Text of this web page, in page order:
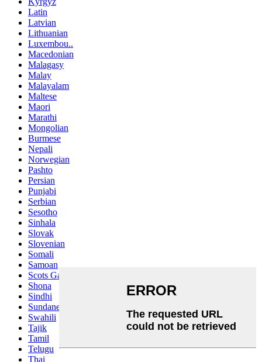
Latin
Latvian
Lithuanian
Luxembou..
Macedonian
Malagasy
Malay
Malayalam
Maltese
Maori
Marathi
Mongolian
Burmese
Nepali
Norwegian
Pashto
Persian
Punjabi
Serbian
Sesotho
Sinhala
Slovak
Slovenian
Somali
Samoan
Scots Gaelic
Shona
Sindhi
Sundanese
Swahili
Tajik
Tamil
Telugu
Thai